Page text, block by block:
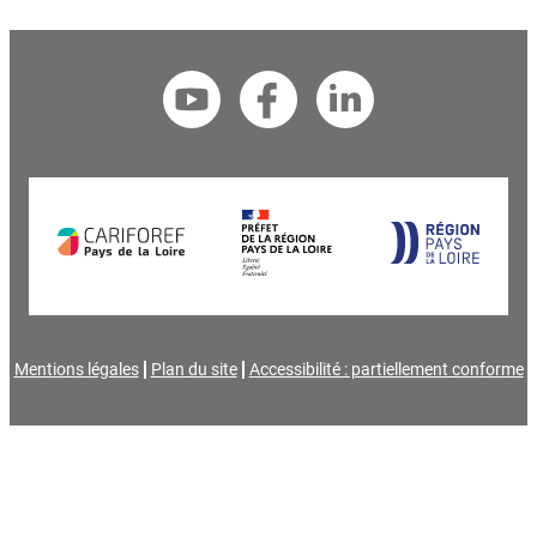
Mentions légales Plan du site Accessibilité : partiellement conforme